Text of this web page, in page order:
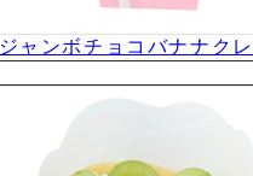
ジャンボチョコバナナク